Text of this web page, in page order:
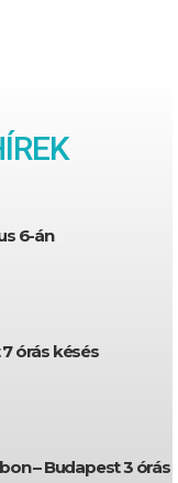
6-án
órás késés
– Budapest 3 órás